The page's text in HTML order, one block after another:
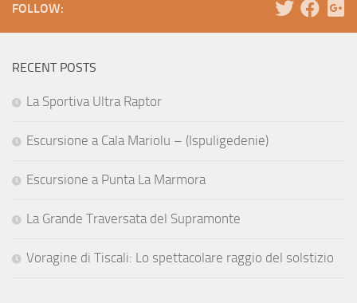
FOLLOW:
RECENT POSTS
La Sportiva Ultra Raptor
Escursione a Cala Mariolu – (Ispuligedenie)
Escursione a Punta La Marmora
La Grande Traversata del Supramonte
Voragine di Tiscali: Lo spettacolare raggio del solstizio